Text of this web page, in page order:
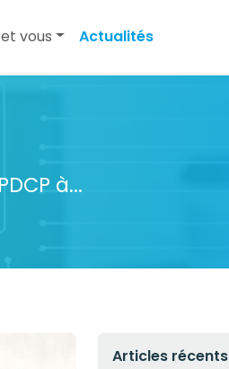
vous Actualités
à...
Articles récents